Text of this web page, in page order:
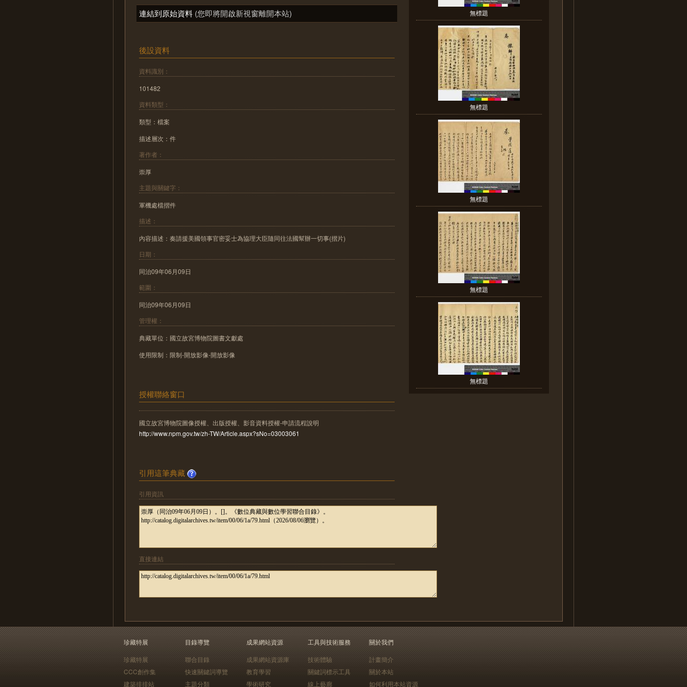
連結到原始資料 (您即將開啟新視窗離開本站)
後設資料
資料識別：
101482
資料類型：
類型：檔案
描述層次：件
著作者：
崇厚
主題與關鍵字：
軍機處檔摺件
描述：
內容描述：奏請援美國領事官密妥士為協理大臣隨同往法國幫辦一切事(摺片)
日期：
同治09年06月09日
範圍：
同治09年06月09日
管理權：
典藏單位：國立故宮博物院圖書文獻處
使用限制：限制-開放影像-開放影像
授權聯絡窗口
國立故宮博物院圖像授權、出版授權、影音資料授權-申請流程說明
http://www.npm.gov.tw/zh-TW/Article.aspx?sNo=03003061
引用這筆典藏
引用資訊
直接連結
無標題
無標題
無標題
無標題
無標題
珍藏特展
珍藏特展
CCC創作集
建築排排站
目錄導覽
聯合目錄
快速關鍵詞導覽
主題分類
成果網站資源
成果網站資源庫
教育學習
學術研究
工具與技術服務
技術體驗
關鍵詞標示工具
線上藝廊
關於我們
計畫簡介
關於本站
如何利用本站資源